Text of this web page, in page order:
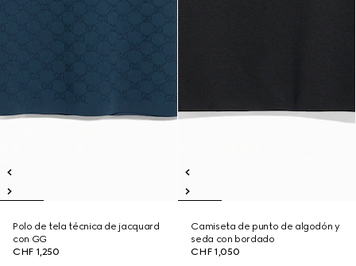
Polo de tela técnica de jacquard
con GG
CHF 1,250
Camiseta de punto de algodón y
seda con bordado
CHF 1,050